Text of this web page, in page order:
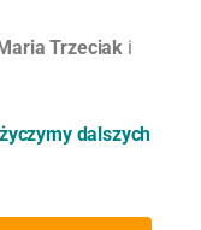
Trzeciak i
dalszych